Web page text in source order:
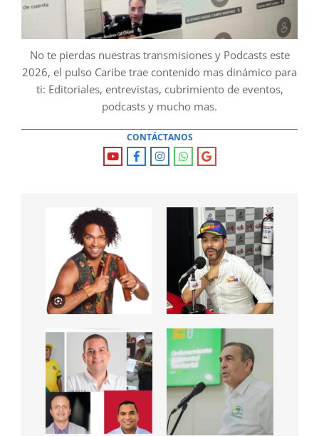
No te pierdas nuestras transmisiones y Podcasts este
2026, el pulso Caribe trae contenido mas dinámico para
ti: Editoriales, entrevistas, cubrimiento de eventos,
podcasts y mucho mas.
CONTÁCTANOS